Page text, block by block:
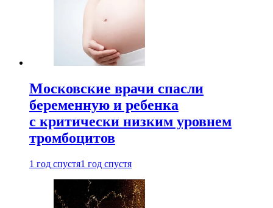
Московские врачи спасли
беременную и ребенка
с критически низким уровнем
тромбоцитов
1 год спустя1 год спустя